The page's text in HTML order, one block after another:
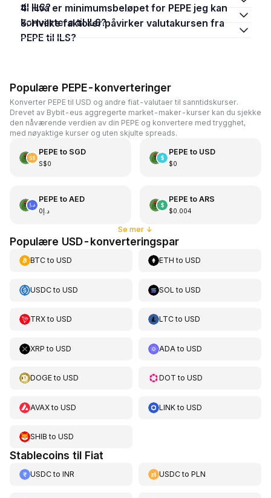
til ILS?
4. Hva er minimumsbeløpet for PEPE jeg kan
konvertere til ILS?
5. Hvilke faktorer påvirker valutakursen fra
PEPE til ILS?
Populære PEPE-konverteringer
Konverter PEPE til USD og andre fiat-valutaer til sanntidskurser.
Drevet av Bybit-eus aggregerte market-maker-kurser kan du sjekke
den nåværende verdien av din PEPE og konvertere med trygghet,
med nøyaktige kurser og uten skjulte spreads.
PEPE to SGD
S$0
PEPE to USD
$0
PEPE to AED
د.إ0
PEPE to ARS
$0.004
Se mer ↓
Populære USD-konverteringspar
BTCto USD ETH toUSD
USDCto USD SOL toUSD
TRXto USD LTCtoUSD
XRP to USD ADA toUSD
DOGEto USD DOT toUSD
AVAXto USD LINKtoUSD
SHIB to USD
Stablecoins til Fiat
USDCto INR USDCtoPLN